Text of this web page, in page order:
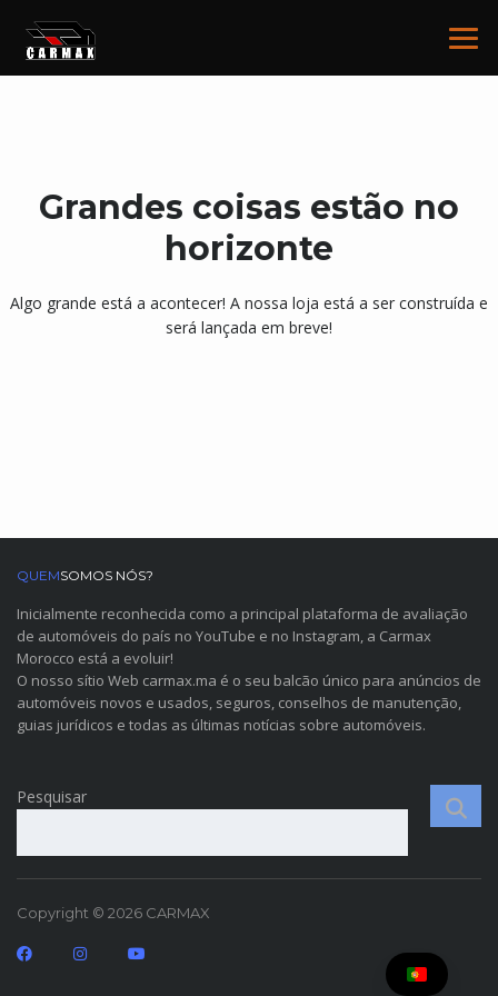
Grandes coisas estão no
horizonte
Algo grande está a acontecer! A nossa loja está a ser construída e
será lançada em breve!
QUEMSOMOS NÓS?
Inicialmente reconhecida como a principal plataforma de avaliação
de automóveis do país no YouTube e no Instagram, a Carmax
Morocco está a evoluir!
O nosso sítio Web carmax.ma é o seu balcão único para anúncios de
automóveis novos e usados, seguros, conselhos de manutenção,
guias jurídicos e todas as últimas notícias sobre automóveis.
Pesquisar
Copyright © 2026 CARMAX